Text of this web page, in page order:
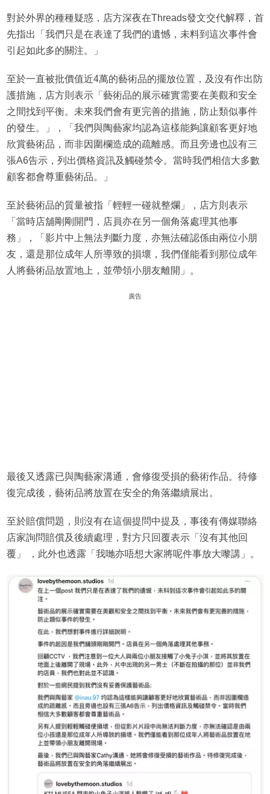
對於外界的種種疑惑，店方深夜在Threads發文交代解釋，首
先指出「我們只是在表達了我們的遺憾，未料到這次事件會
引起如此多的關注。」
至於一直被批價值近4萬的藝術品的擺放位置，及沒有作出防
護措施，店方則表示「藝術品的展示確實需要在美觀和安全
之間找到平衡。未來我們會有更完善的措施，防止類似事件
的發生。」，「我們與陶藝家均認為這樣能夠讓顧客更好地
欣賞藝術品，而非因圍欄造成的疏離感。而且旁邊也設有三
張A6告示，列出價格資訊及觸碰禁令。當時我們相信大多數
顧客都會尊重藝術品。」
至於藝術品的質量被指「輕輕一碰就整爛」，店方則表示
「當時店舖剛剛開門，店員亦在另一個角落處理其他事
務」，「影片中上無法判斷力度，亦無法確認係由兩位小朋
友，還是那位成年人所導致的損壞，我們僅能看到那位成年
人將藝術品放置地上，並帶領小朋友離開」。
廣告
最後又透露已與陶藝家溝通，會修復受損的藝術作品。待修
復完成後，藝術品將放置在安全的角落繼續展出。
至於賠償問題，則沒有在這個提問中提及，事後有傳媒聯絡
店家詢問賠償及後續處理，對方只回覆表示「沒有其他回
覆」 ，此外也透露「我哋亦唔想大家將呢件事放大嚟講」。